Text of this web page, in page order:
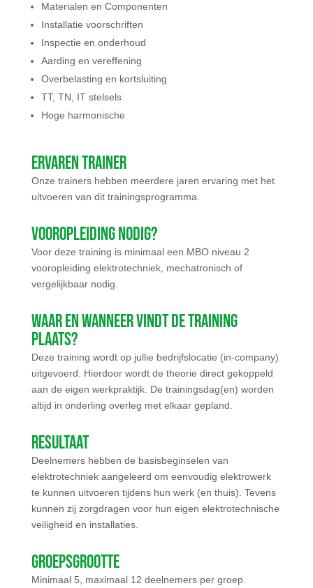
Materialen en Componenten
Installatie voorschriften
Inspectie en onderhoud
Aarding en vereffening
Overbelasting en kortsluiting
TT, TN, IT stelsels
Hoge harmonische
Ervaren trainer
Onze trainers hebben meerdere jaren ervaring met het
uitvoeren van dit trainingsprogramma
Vooropleiding nodig?
Voor deze training is minimaal een MBO niveau 2
vooropleiding elektrotechniek, mechatronisch of
vergelijkbaar nodig.
Waar en wanneer vindt de training
plaats?
Deze training wordt op jullie bedrijfslocatie (in-company)
uitgevoerd. Hierdoor wordt de theorie direct gekoppeld
aan de eigen werkpraktijk. De trainingsdag(en) worden
altijd in onderling overleg met elkaar gepland.
Resultaat
Deelnemers hebben de basisbeginselen van
elektrotechniek aangeleerd om eenvoudig elektrowerk
te kunnen uitvoeren tijdens hun werk (en thuis). Tevens
kunnen zij zorgdragen voor hun eigen elektrotechnische
veiligheid en installaties.
Groepsgrootte
Minimaal 5, maximaal 12 deelnemers per groep.